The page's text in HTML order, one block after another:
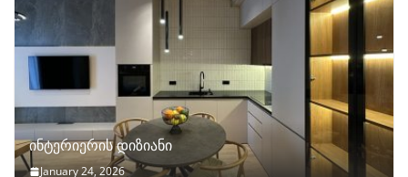
ინტერიერის დიზიანი
January 24, 2026